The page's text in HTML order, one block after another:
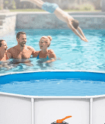
på